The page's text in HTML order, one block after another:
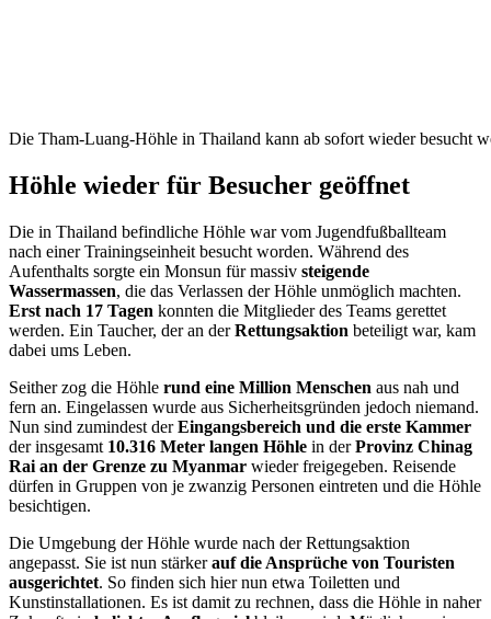
Die Tham-Luang-Höhle in Thailand kann ab sofort wieder besucht
Höhle wieder für Besucher geöffnet
Die in Thailand befindliche Höhle war vom Jugendfußballteam
nach einer Trainingseinheit besucht worden. Während des
Aufenthalts sorgte ein Monsun für massiv steigende
Wassermassen, die das Verlassen der Höhle unmöglich machten.
Erst nach 17 Tagen konnten die Mitglieder des Teams gerettet
werden. Ein Taucher, der an derRettungsaktion beteiligt war, kam
dabei ums Leben.
Seither zog die Höhle rund eine Million Menschen aus nah und
fern an. Eingelassen wurde aus Sicherheitsgründen jedoch niemand.
Nun sind zumindest derEingangsbereich und die erste Kammer
der insgesamt 10.316 Meter langen Höhle in derProvinz Chinag
Rai an der Grenze zu Myanmar wieder freigegeben. Reisende
dürfen in Gruppen von je zwanzig Personen eintreten und die Höhle
besichtigen.
Die Umgebung der Höhle wurde nach der Rettungsaktion
angepasst. Sie ist nun stärkerauf die Ansprüche von Touristen
ausgerichtet. So finden sich hier nun etwa Toiletten und
Kunstinstallationen. Es ist damit zu rechnen, dass die Höhle in naher